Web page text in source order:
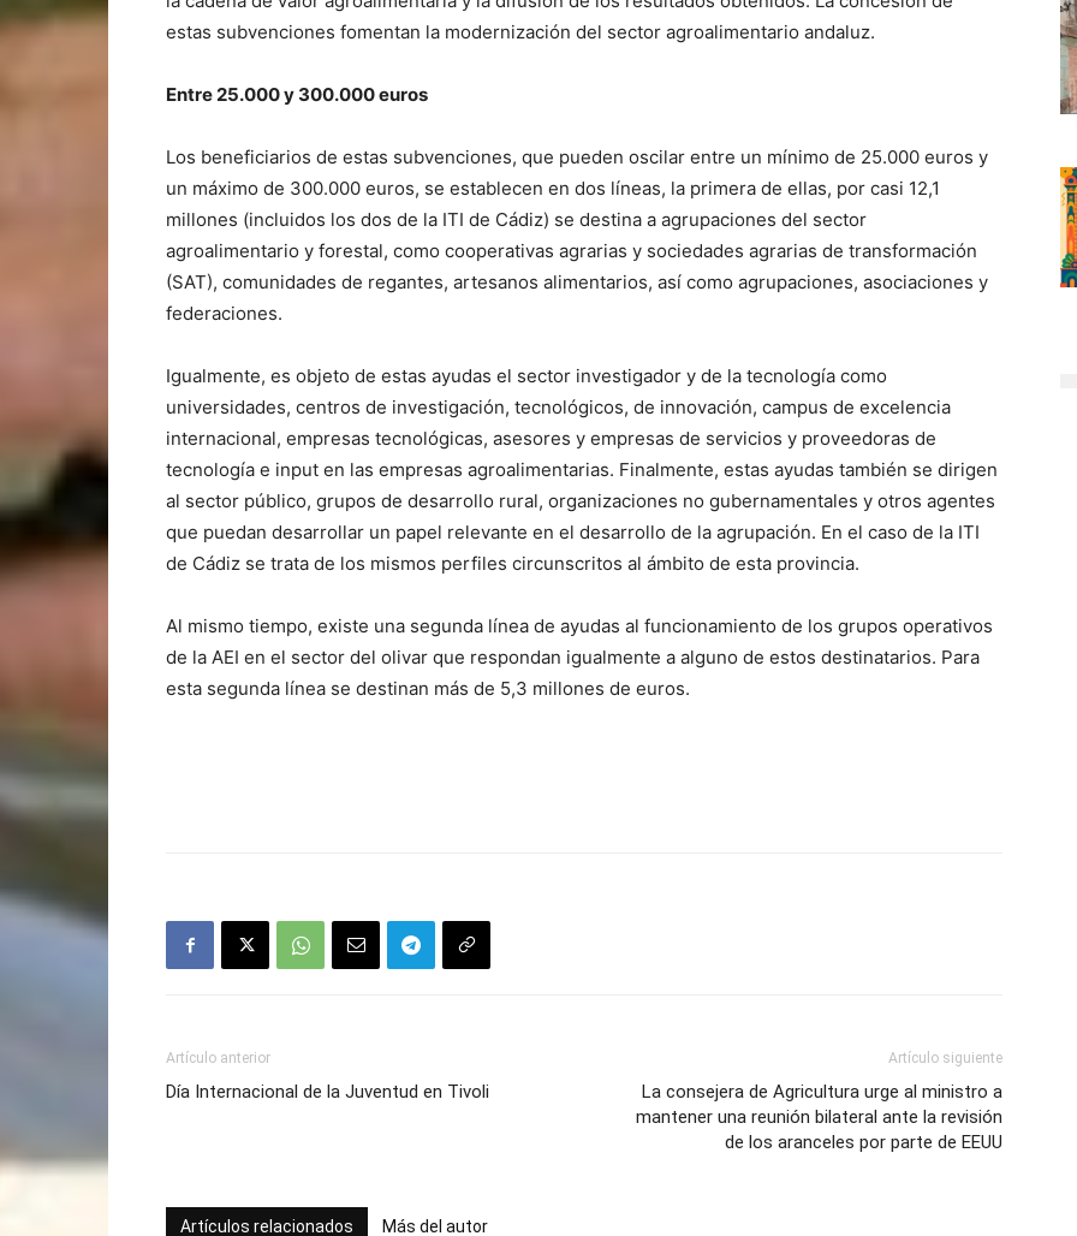
estas subvenciones fomentan la modernización del sector agroalimentario andaluz.
Entre 25.000 y 300.000 euros
Los beneficiarios de estas subvenciones, que pueden oscilar entre un mínimo de 25.000 euros y
un máximo de 300.000 euros, se establecen en dos líneas, la primera de ellas, por casi 12,1
millones (incluidos los dos de la ITI de Cádiz) se destina a agrupaciones del sector
agroalimentario y forestal, como cooperativas agrarias y sociedades agrarias de transformación
(SAT), comunidades de regantes, artesanos alimentarios, así como agrupaciones, asociaciones y
federaciones.
Igualmente, es objeto de estas ayudas el sector investigador y de la tecnología como
universidades, centros de investigación, tecnológicos, de innovación, campus de excelencia
internacional, empresas tecnológicas, asesores y empresas de servicios y proveedoras de
tecnología e input en las empresas agroalimentarias. Finalmente, estas ayudas también se dirigen
al sector público, grupos de desarrollo rural, organizaciones no gubernamentales y otros agentes
que puedan desarrollar un papel relevante en el desarrollo de la agrupación. En el caso de la ITI
de Cádiz se trata de los mismos perfiles circunscritos al ámbito de esta provincia.
Al mismo tiempo, existe una segunda línea de ayudas al funcionamiento de los grupos operativos
de la AEI en el sector del olivar que respondan igualmente a alguno de estos destinatarios. Para
esta segunda línea se destinan más de 5,3 millones de euros.
Artículo anterior
Día Internacional de la Juventud en Tivoli
Artículo siguiente
La consejera de Agricultura urge al ministro a
mantener una reunión bilateral ante la revisión
de los aranceles por parte de EEUU
Artículos relacionados Más del autor